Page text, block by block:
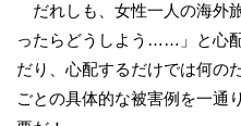
だれしも、女性一人の海外
ったらどうしよう……」と心
だり、心配するだけでは何の
ごとの具体的な被害例を一通